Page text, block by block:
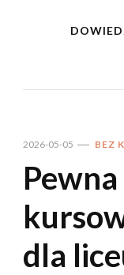
2026-05-05 BEZ
dla